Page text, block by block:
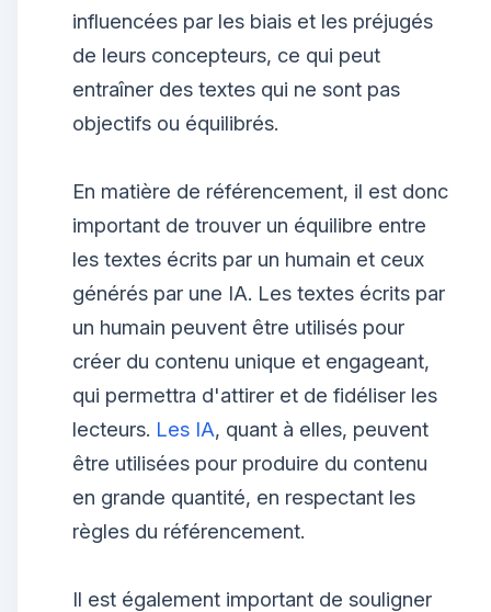
influencées par les biais et les préjugés
de leurs concepteurs, ce qui peut
entraîner des textes qui ne sont pas
objectifs ou équilibrés.
En matière de référencement, il est donc
important de trouver un équilibre entre
les textes écrits par un humain et ceux
générés par une IA. Les textes écrits par
un humain peuvent être utilisés pour
créer du contenu unique et engageant,
qui permettra d'attirer et de fidéliser les
lecteurs. Les IA, quant à elles, peuvent
être utilisées pour produire du contenu
en grande quantité, en respectant les
règles du référencement.
Il est également important de souligner